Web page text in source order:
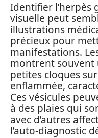
Identifier l’herpès
visuelle peut
illustrations
précieux pour
manifestations.
montrent souvent
petites cloques
enflammée,
Ces vésicules
à des plaies qui
avec d’autres
l’auto-diagnostic